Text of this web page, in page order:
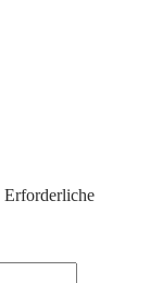
Erforderliche